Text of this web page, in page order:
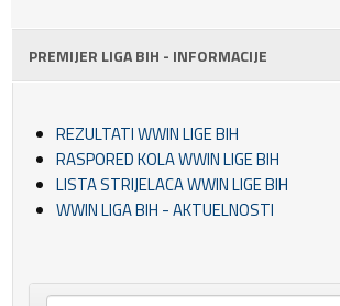
PREMIJER LIGA BIH - INFORMACIJE
REZULTATI WWIN LIGE BIH
RASPORED KOLA WWIN LIGE BIH
LISTA STRIJELACA WWIN LIGE BIH
WWIN LIGA BIH - AKTUELNOSTI